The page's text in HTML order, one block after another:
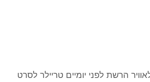
הרשת לפני יומיים טריילר לסרט